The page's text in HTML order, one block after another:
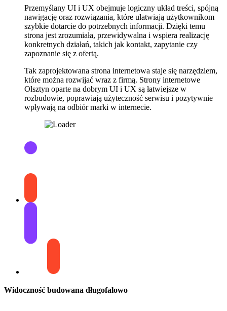
Przemyślany UI i UX obejmuje logiczny układ treści, spójną
nawigację oraz rozwiązania, które ułatwiają użytkownikom
szybkie dotarcie do potrzebnych informacji. Dzięki temu
strona jest zrozumiała, przewidywalna i wspiera realizację
konkretnych działań, takich jak kontakt, zapytanie czy
zapoznanie się z ofertą.
Tak zaprojektowana strona internetowa staje się narzędziem,
które można rozwijać wraz z firmą. Strony internetowe
Olsztyn oparte na dobrym UI i UX są łatwiejsze w
rozbudowie, poprawiają użyteczność serwisu i pozytywnie
wpływają na odbiór marki w internecie.
Widoczność budowana długofalowo